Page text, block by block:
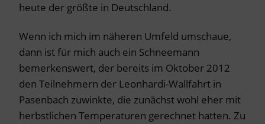
heute der größte in Deutschland.
Wenn ich mich im näheren Umfeld umschaue,
dann ist für mich auch ein Schneemann
bemerkenswert, der bereits im Oktober 2012
den Teilnehmern der Leonhardi-Wallfahrt in
Pasenbach zuwinkte, die zunächst wohl eher mit
herbstlichen Temperaturen gerechnet hatten. Zu